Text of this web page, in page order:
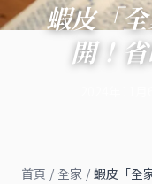
蝦皮「
開！
首頁 / 全家 / 蝦皮「全